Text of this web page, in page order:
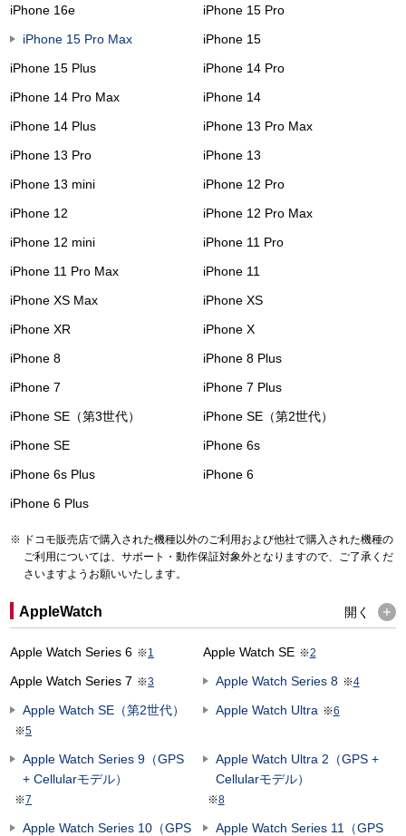
iPhone 16e
iPhone 15 Pro
iPhone 15 Pro Max
iPhone 15
iPhone 15 Plus
iPhone 14 Pro
iPhone 14 Pro Max
iPhone 14
iPhone 14 Plus
iPhone 13 Pro Max
iPhone 13 Pro
iPhone 13
iPhone 13 mini
iPhone 12 Pro
iPhone 12
iPhone 12 Pro Max
iPhone 12 mini
iPhone 11 Pro
iPhone 11 Pro Max
iPhone 11
iPhone XS Max
iPhone XS
iPhone XR
iPhone X
iPhone 8
iPhone 8 Plus
iPhone 7
iPhone 7 Plus
iPhone SE（第3世代）
iPhone SE（第2世代）
iPhone SE
iPhone 6s
iPhone 6s Plus
iPhone 6
iPhone 6 Plus
ドコモ販売店で購入された機種以外のご利用および他社で購入された機種の
ご利用については、サポート・動作保証対象外となりますので、ご了承くだ
さいますようお願いいたします。
AppleWatch 開く
Apple Watch Series 6 ※1 Apple Watch SE ※2
Apple Watch Series 7 ※3 Apple Watch Series 8 ※4
Apple Watch SE（第2世代）
※5
Apple Watch Ultra ※6
Apple Watch Series 9（GPS
+ Cellularモデル）
※7
Apple Watch Ultra 2（GPS +
Cellularモデル）
※8
Apple Watch Series 10（GPS
Apple Watch Series 11（GPS